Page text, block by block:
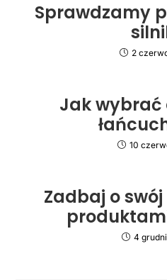
Sprawdzamy
2
Jak wybrać
10
Zadbaj o
4